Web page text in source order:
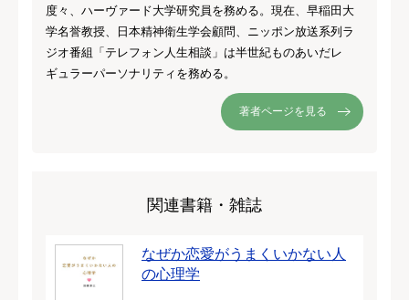
度々、ハーヴァード大学研究員を務める。現在、早稲田大
学名誉教授、日本精神衛生学会顧問、ニッポン放送系列ラ
ジオ番組「テレフォン人生相談」は半世紀ものあいだレ
ギュラーパーソナリティを務める。
著者ページを見る
関連書籍・雑誌
なぜか恋愛がうまくいかない人
の心理学